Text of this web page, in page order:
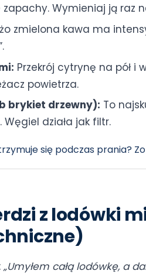
zapachy. Wymieniaj ją raz
zmielona kawa ma
Przekrój cytrynę na pół i
powietrza.
brykiet drzewny): To
działa jak filtr.
się podczas prania?
z lodówki
„Umyłem całą lodówkę, a